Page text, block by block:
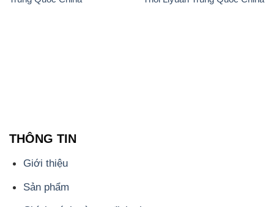
Chính sách và quy định chung
Tin tức
Liên hệ